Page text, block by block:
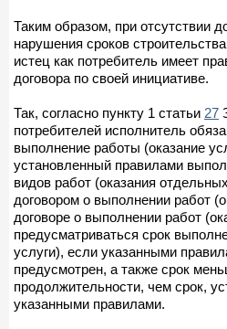
Таким образом, при отсутствии
нарушения сроков
истец как потребитель имеет
договора по своей инициативе.
Так, согласно пункту 1 статьи 27
потребителей исполнитель
выполнение работы (оказание
установленный правилами
видов работ (оказания
договором о выполнении работ
договоре о выполнении работ
предусматриваться срок
услуги), если указанными
предусмотрен, а также срок
продолжительности, чем срок,
указанными правилами.